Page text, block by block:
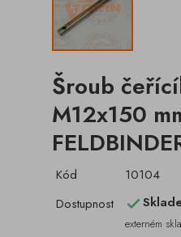
Šroub
M12x150
Kód
10104
Dostupnost

externém